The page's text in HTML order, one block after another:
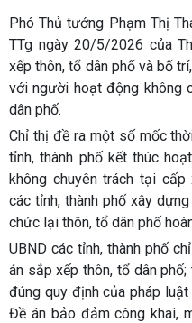
Phó Thủ tướng Phạm Thị
TTg ngày 20/5/2026 của
xếp thôn, tổ dân phố và bố
với người hoạt động không
dân phố.
Chỉ thị đề ra một số mốc
tỉnh, thành phố kết thúc
không chuyên trách tại
các tỉnh, thành phố xây
chức lại thôn, tổ dân phố
UBND các tỉnh, thành phố
án sắp xếp thôn, tổ dân
đúng quy định của pháp
Đề án bảo đảm công khai,